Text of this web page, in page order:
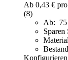
Ab 0,43 €
(8)
Ab:
Konfigurieren